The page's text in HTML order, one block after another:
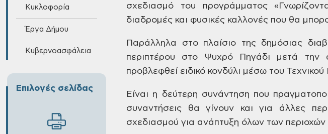
Κυκλοφορία
Έργα Δήμου
Κυβερνοασφάλεια
Επιλογές σελίδας
σχεδιασμό του προγράμματος
διαδρομές και φυσικές καλλονές που θα
Παράλληλα στο πλαίσιο της δημόσιας
περιπτέρου στο Ψυχρό Πηγάδι μετά την
προβλεφθεί ειδικό κονδύλι μέσω του
Είναι η δεύτερη συνάντηση που
συναντήσεις θα γίνουν και για άλλες
σχεδιασμού για ανάπτυξη όλων των περιοχών